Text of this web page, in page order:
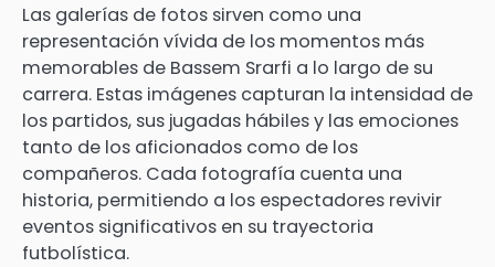
Las galerías de fotos sirven como una
representación vívida de los momentos más
memorables de Bassem Srarfi a lo largo de su
carrera. Estas imágenes capturan la intensidad de
los partidos, sus jugadas hábiles y las emociones
tanto de los aficionados como de los
compañeros. Cada fotografía cuenta una
historia, permitiendo a los espectadores revivir
eventos significativos en su trayectoria
futbolística.